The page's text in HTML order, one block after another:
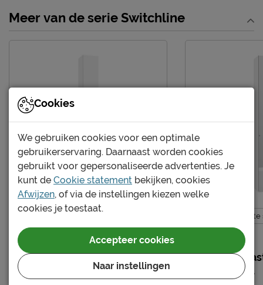
Kenmerken
Kleur
premium wit
Materiaal
Materiaal
Goed om te weten
Onderhoud
Afnemen met een vochtig
doekje
Garantie
3 jaar garantie
Montage
niet inbegrepen
Leveranciersinformatie
Naam Beter Bed B.V.
Locatie
Postbus 716, 5400 AS,
Uden, Nederland
Meer van de serie Switchline
Zelf samen te stellen
Draaideurkast Switchline
(4)
Zelf samen
met spiegel
Cookies
We gebruiken cookies voor een optimale
gebruikerservaring. Daarnaast worden cookies
gebruikt voor gepersonaliseerde advertenties. Je
kunt de Cookie statement bekijken, cookies
Afwijzen, of via de instellingen kiezen welke
cookies je toestaat.
Naar instellingen
Accepteer cookies